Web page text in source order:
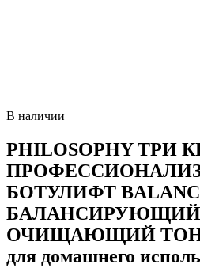
В наличии
PHILOSOPHY ТРИ
БОТУЛИФТ
ОЧИЩАЮЩИЙ
для домашнего